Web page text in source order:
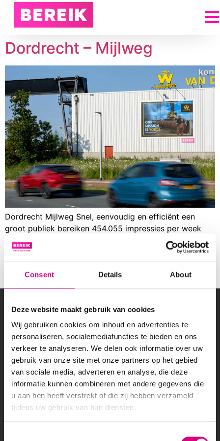
Consent Details About
Deze website maakt gebruik van cookies
Wij gebruiken cookies om inhoud en advertenties te
personaliseren, socialemediafuncties te bieden en ons
verkeer te analyseren. We delen ook informatie over uw
gebruik van onze site met onze partners op het gebied
van sociale media, adverteren en analyse, die deze
informatie kunnen combineren met andere gegevens die
u aan hen heeft verstrekt of die zij hebben verzameld
tijdens uw gebruik van hun diensten.
Dordrecht – Mijlweg
Dordrecht Mijlweg Snel, eenvoudig en efficiënt een
groot publiek bereiken 454.055 impressies per week
24 m² landscape billboard Bekijk alle billboards in Oud-
Beijerland Gabriëlla Roosberg Accountmanager
Gabriella@bereik.nl 06 – 11 31 24 31 Maak een afspraak
Maak een afspraak
Wil jij lokale klanten bereiken of een breed publiek
aanspreken met een reclamecampagne? Bereik
heeft een groot netwerk van digitale schermen
langs drukbezochte (snel)wegen in Nederland.